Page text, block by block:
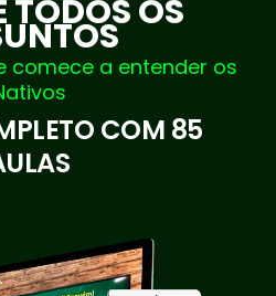
TODOS OS
comece a entender os
COM 85